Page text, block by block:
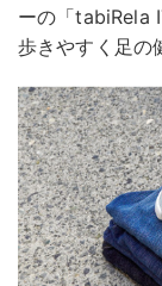
ーの「tabiRela
歩きやすく足の